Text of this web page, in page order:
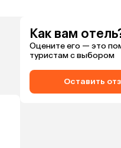
Как вам
Оцените его — это
туристам с выбором
Оставить